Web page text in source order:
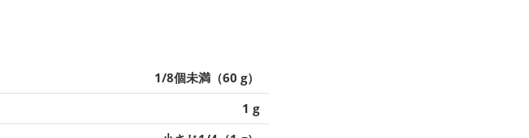
1/8個未満（60 g）
1 g